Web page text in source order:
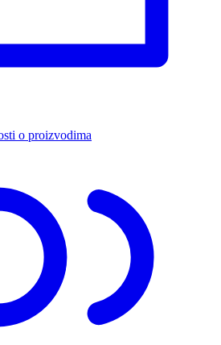
o proizvodima